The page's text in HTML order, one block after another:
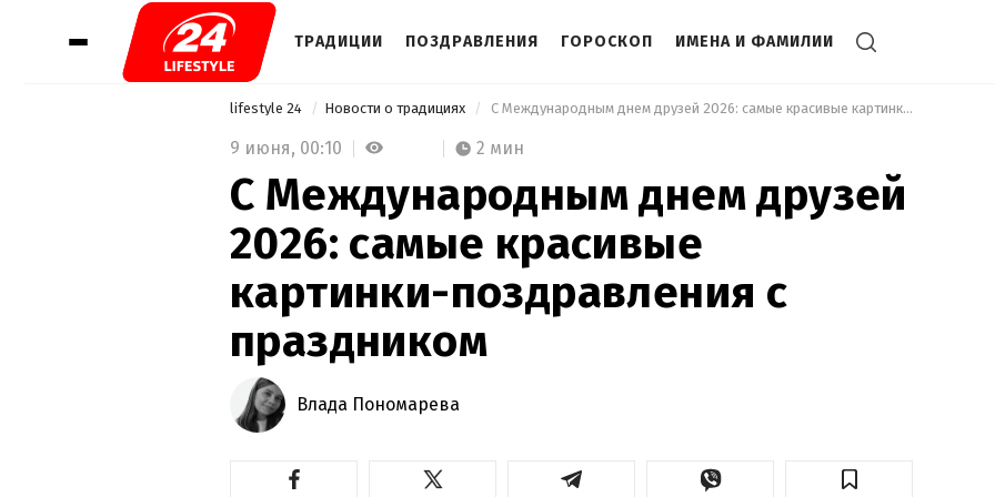
ТРАДИЦИИ ПОЗДРАВЛЕНИЯ ГОРОСКОП ИМЕНА И ФАМИЛИИ
lifestyle 24 Новости о традициях С Международным днем друзей 2026: самые красивые картинки-поздравления с праздником
9 июня, 00:10 2 мин
С Международным днем друзей
2026: самые красивые
картинки-поздравления с
праздником
Влада Пономарева